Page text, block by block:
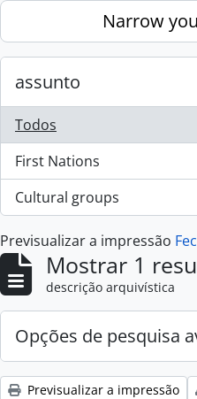
Skip to main contentNarrow
assunto
Todos
First Nations
, 1 resultados
Cultural groups
, 1 resultados
Previsualizar a impressão
Mostrar 1
descrição arquivística
Opções de pesquisa
Previsualizar a impressão